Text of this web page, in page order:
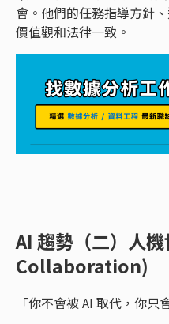
會。他們的任務指導方針
價值觀和法律一致。
AI 趨勢（二）人
Collaboration)
「你不會被 AI 取代，你只